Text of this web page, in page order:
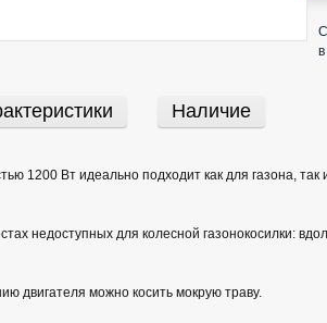
Наличие
1200 Вт идеально подходит как для газона, так
недоступных для колесной газонокосилки:
двигателя можно косить мокрую траву.